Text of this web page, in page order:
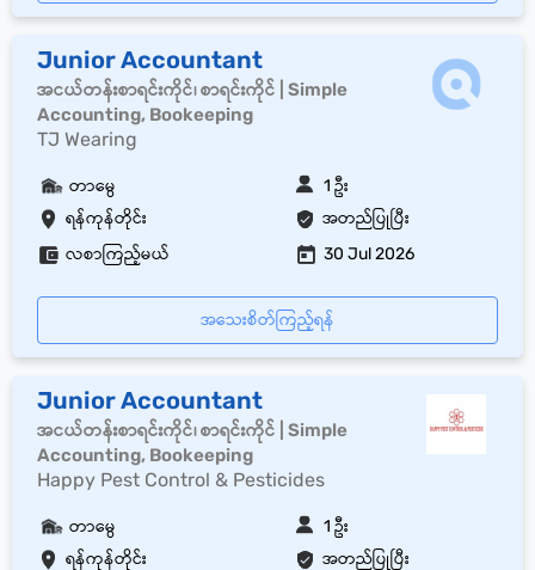
Junior Accountant
အငယ်တန်းစာရင်းကိုင်၊ စာရင်းကိုင် | Simple
Accounting, Bookeeping
TJ Wearing
ရန်ကုန်တိုင်း အတည်ပြုပြီး
တာမွေ 1 ဦး
လစာကြည့်မယ် 30 Jul 2026
အသေးစိတ်ကြည့်ရန်
Junior Accountant
အငယ်တန်းစာရင်းကိုင်၊ စာရင်းကိုင် | Simple
Accounting, Bookeeping
Happy Pest Control & Pesticides
ရန်ကုန်တိုင်း အတည်ပြုပြီး
တာမွေ 1 ဦး